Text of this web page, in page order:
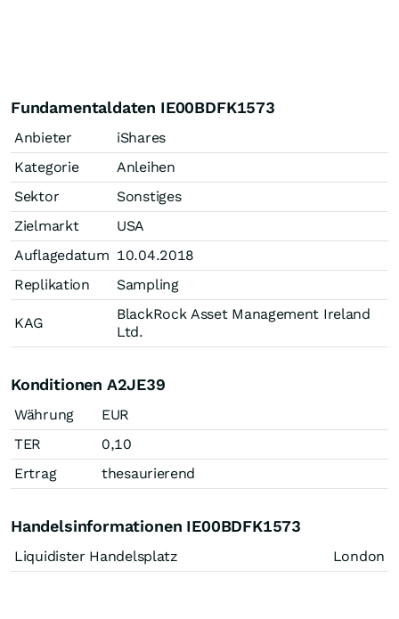
Fundamentaldaten IE00BDFK1573
Anbieter
iShares
Kategorie
Anleihen
Sektor
Sonstiges
Zielmarkt
USA
Auflagedatum 10.04.2018
Replikation
Sampling
KAG
BlackRock Asset Management Ireland
Ltd.
Konditionen A2JE39
Währung
EUR
TER
0,10
Ertrag
thesaurierend
Handelsinformationen IE00BDFK1573
Liquidister Handelsplatz London